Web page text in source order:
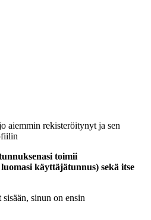
aiemmin rekisteröitynyt ja sen
toimii
käyttäjätunnus) sekä itse
sinun on ensin